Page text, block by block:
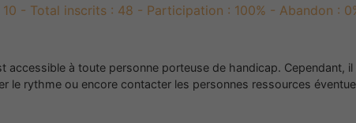
10 - Total inscrits : 48 - Participation : 100% - Abandon :
accessible à toute personne porteuse de handicap. Cependant,
le rythme ou encore contacter les personnes ressources